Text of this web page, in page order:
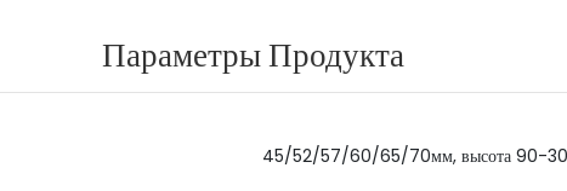
Параметры Продукта
45/52/57/60/65/70мм, высота 90-